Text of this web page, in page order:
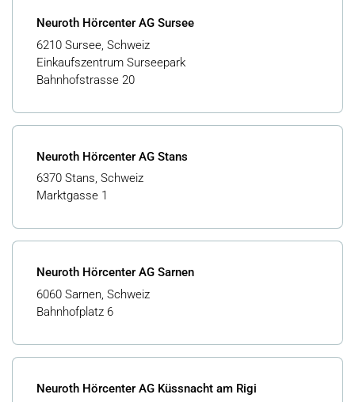
Neuroth Hörcenter AG Sursee
6210 Sursee, Schweiz
Einkaufszentrum Surseepark
Bahnhofstrasse 20
Neuroth Hörcenter AG Stans
6370 Stans, Schweiz
Marktgasse 1
Neuroth Hörcenter AG Sarnen
6060 Sarnen, Schweiz
Bahnhofplatz 6
Neuroth Hörcenter AG Küssnacht am Rigi